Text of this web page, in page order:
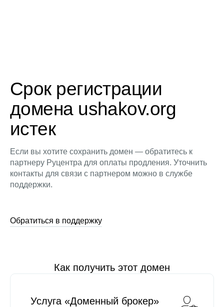
Срок регистрации
домена ushakov.org
истек
Если вы хотите сохранить домен — обратитесь к
партнеру Руцентра для оплаты продления. Уточнить
контакты для связи с партнером можно в службе
поддержки.
Обратиться в поддержку
Как получить этот домен
Услуга «Доменный брокер»